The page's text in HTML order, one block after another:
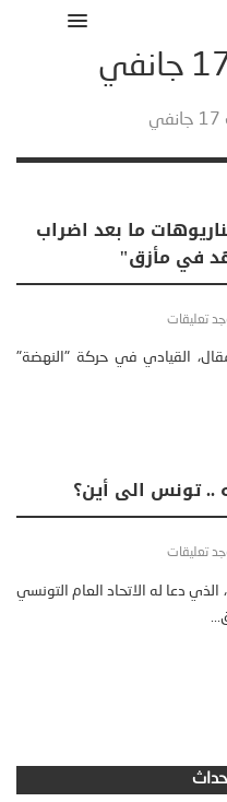
ما بعد اضراب
تعليقات
القيادي في حركة "النهضة"
تعليقات
دعا له الاتحاد العام التونسي